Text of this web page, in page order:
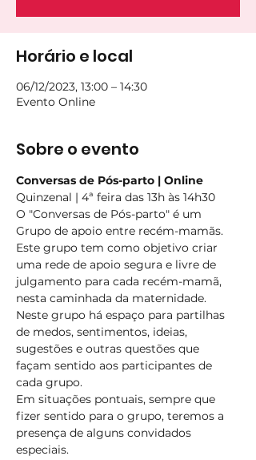
Horário e local
06/12/2023, 13:00 – 14:30
Evento Online
Sobre o evento
Conversas de Pós-parto | Online
Quinzenal | 4ª feira das 13h às 14h30
O "Conversas de Pós-parto" é um
Grupo de apoio entre recém-mamãs.
Este grupo tem como objetivo criar
uma rede de apoio segura e livre de
julgamento para cada recém-mamã,
nesta caminhada da maternidade.​
Neste grupo há espaço para partilhas
de medos, sentimentos, ideias,
sugestões e outras questões que
façam sentido aos participantes de
cada grupo.
Em situações pontuais, sempre que
fizer sentido para o grupo, teremos a
presença de alguns convidados
especiais.